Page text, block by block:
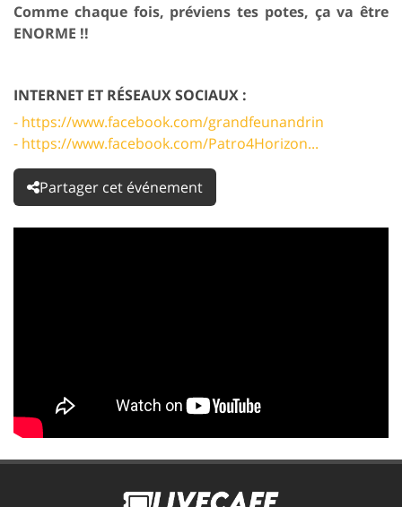
Comme chaque fois, préviens tes potes, ça va être
ENORME !!
INTERNET ET RÉSEAUX SOCIAUX :
- https://www.facebook.com/grandfeunandrin
- https://www.facebook.com/Patro4Horizon...
Partager cet événement